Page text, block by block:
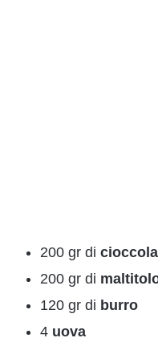
200 gr di
200 gr di
120 gr di burro
4 uova